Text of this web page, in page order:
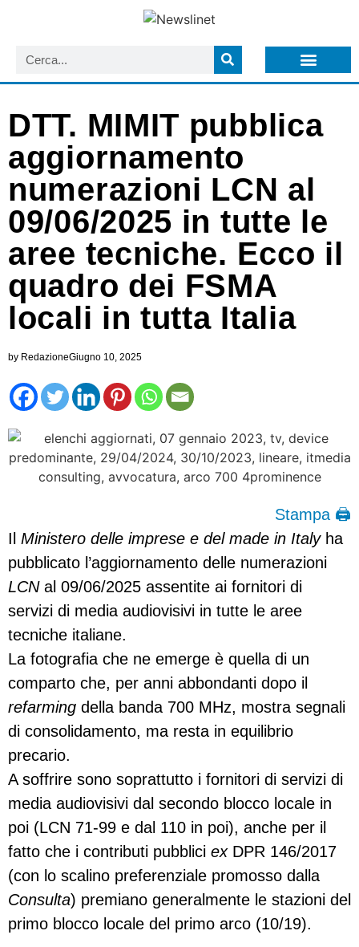
DTT. MIMIT pubblica
aggiornamento
numerazioni LCN al
09/06/2025 in tutte le
aree tecniche. Ecco il
quadro dei FSMA
locali in tutta Italia
by RedazioneGiugno 10, 2025
Stampa 🖨
Il Ministero delle imprese e del made in Italyha
pubblicato l’aggiornamento delle numerazioni
LCNal 09/06/2025 assentite ai fornitori di
servizi di media audiovisivi in tutte le aree
tecniche italiane.
La fotografia che ne emerge è quella di un
comparto che, per anni abbondanti dopo il
refarming della banda 700 MHz, mostra segnali
di consolidamento, ma resta in equilibrio
precario.
A soffrire sono soprattutto i fornitori di servizi di
media audiovisivi dal secondo blocco locale in
poi (LCN 71-99 e dal 110 in poi), anche per il
fatto che i contributi pubblici exDPR 146/2017
(con lo scalino preferenziale promosso dalla
Consulta) premiano generalmente le stazioni del
primo blocco locale del primo arco (10/19).